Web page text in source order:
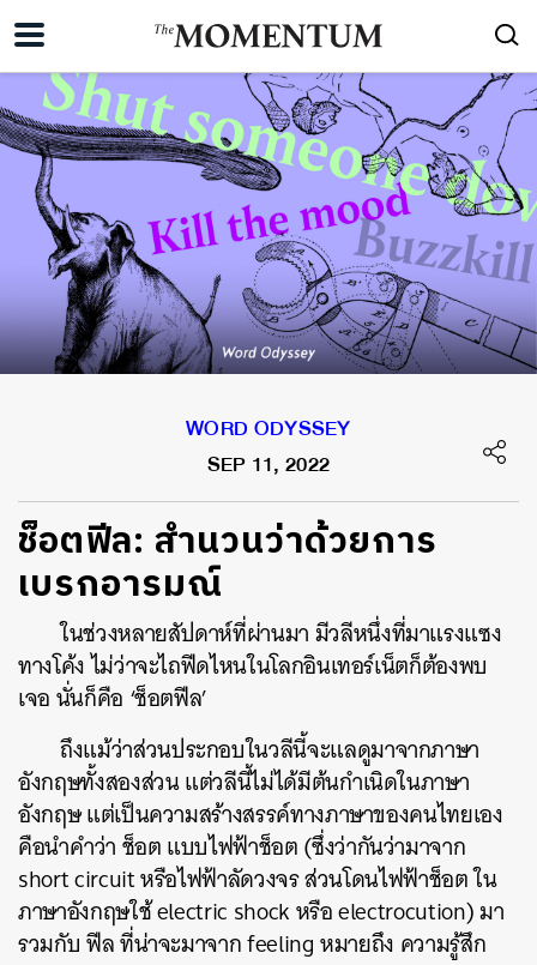
WORD ODYSSEY
SEP 11, 2022
ช็อตฟีล: สำนวนว่าด้วยการ
เบรกอารมณ์
ในช่วงหลายสัปดาห์ที่ผ่านมา มีวลีหนึ่งที่มาแรงแซง
ทางโค้ง ไม่ว่าจะไถฟีดไหนในโลกอินเทอร์เน็ตก็ต้องพบ
เจอ นั่นก็คือ ‘ช็อตฟีล’
ถึงแม้ว่าส่วนประกอบในวลีนี้จะแลดูมาจากภาษา
อังกฤษทั้งสองส่วน แต่วลีนี้ไม่ได้มีต้นกำเนิดในภาษา
อังกฤษ แต่เป็นความสร้างสรรค์ทางภาษาของคนไทยเอง
คือนำคำว่า ช็อต แบบไฟฟ้าช็อต (ซึ่งว่ากันว่ามาจาก
short circuit หรือไฟฟ้าลัดวงจร ส่วนโดนไฟฟ้าช็อต ใน
ภาษาอังกฤษใช้ electric shock หรือ electrocution) มา
รวมกับ ฟีล ที่น่าจะมาจาก feeling หมายถึง ความรู้สึก